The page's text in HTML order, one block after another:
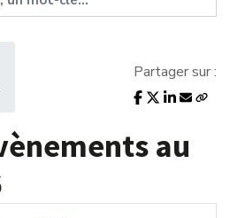
Partager sur :
au